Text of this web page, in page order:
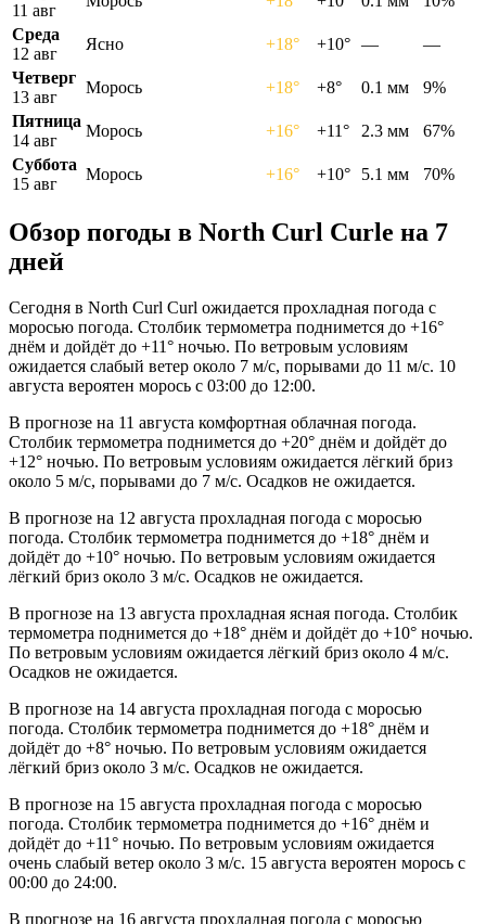
11 авг
Среда
12 авг
Ясно +18° +10° —
—
Четверг
13 авг
Морось +18° +8° 0.1 мм
9%
Пятница
14 авг
Морось +16° +11° 2.3 мм
67%
Суббота
15 авг
Морось +16° +10° 5.1 мм 70%
Обзор погоды в North Curl Curlе на 7
дней
Сегодня в North Curl Curl ожидается прохладная погода с
моросью погода. Столбик термометра поднимется до +16°
днём и дойдёт до +11° ночью. По ветровым условиям
ожидается слабый ветер около 7 м/с, порывами до 11 м/с. 10
августа вероятен морось с 03:00 до 12:00.
В прогнозе на 11 августа комфортная облачная погода.
Столбик термометра поднимется до +20° днём и дойдёт до
+12° ночью. По ветровым условиям ожидается лёгкий бриз
около 5 м/с, порывами до 7 м/с. Осадков не ожидается.
В прогнозе на 12 августа прохладная погода с моросью
погода. Столбик термометра поднимется до +18° днём и
дойдёт до +10° ночью. По ветровым условиям ожидается
лёгкий бриз около 3 м/с. Осадков не ожидается.
В прогнозе на 13 августа прохладная ясная погода. Столбик
термометра поднимется до +18° днём и дойдёт до +10° ночью.
По ветровым условиям ожидается лёгкий бриз около 4 м/с.
Осадков не ожидается.
В прогнозе на 14 августа прохладная погода с моросью
погода. Столбик термометра поднимется до +18° днём и
дойдёт до +8° ночью. По ветровым условиям ожидается
лёгкий бриз около 3 м/с. Осадков не ожидается.
В прогнозе на 15 августа прохладная погода с моросью
погода. Столбик термометра поднимется до +16° днём и
дойдёт до +11° ночью. По ветровым условиям ожидается
очень слабый ветер около 3 м/с. 15 августа вероятен морось с
00:00 до 24:00.
В прогнозе на 16 августа прохладная погода с моросью